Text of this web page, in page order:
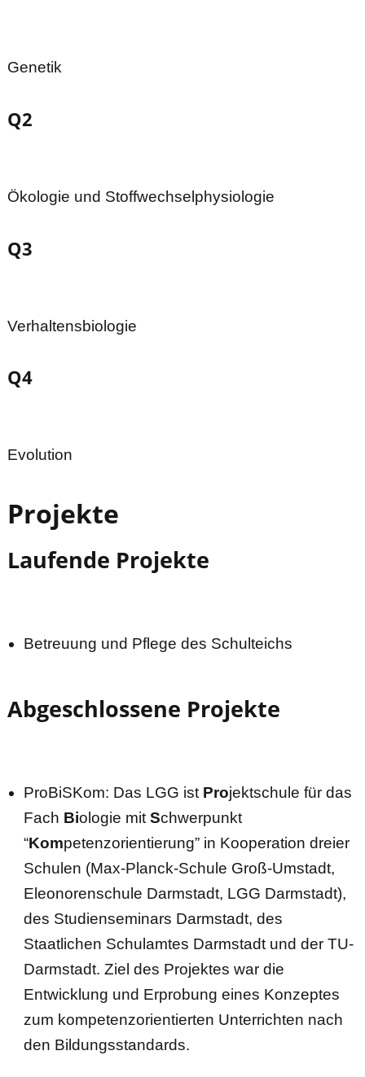
Genetik
Q2
Ökologie und Stoffwechselphysiologie
Q3
Verhaltensbiologie
Q4
Evolution
Projekte
Laufende Projekte
Betreuung und Pflege des Schulteichs
Abgeschlossene Projekte
ProBiSKom: Das LGG ist Projektschule für das
Fach Biologie mitSchwerpunkt
“Kompetenzorientierung” in Kooperation dreier
Schulen (Max-Planck-Schule Groß-Umstadt,
Eleonorenschule Darmstadt, LGG Darmstadt),
des Studienseminars Darmstadt, des
Staatlichen Schulamtes Darmstadt und der TU-
Darmstadt. Ziel des Projektes war die
Entwicklung und Erprobung eines Konzeptes
zum kompetenzorientierten Unterrichten nach
den Bildungsstandards.